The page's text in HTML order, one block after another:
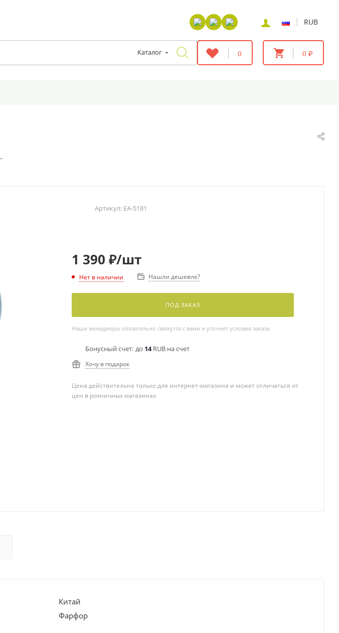
| RUB
Каталог 0 0 ₽
Артикул: EA-5181
1 390 ₽/шт
Нет в наличии Нашли дешевле?
ПОД ЗАКАЗ
Наши менеджеры обязательно свяжутся с вами и уточнят условия заказа
Бонусный счет: до 14RUB на счет
Хочу в подарок
Цена действительна только для интернет-магазина и может отличаться от
цен в розничных магазинах
Китай
Фарфор